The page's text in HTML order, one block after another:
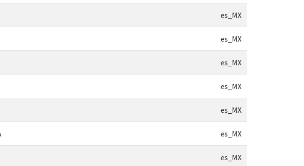
es_MX
es_MX
es_MX
es_MX
es_MX
es_MX
es_MX